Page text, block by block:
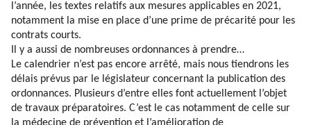
l’année, les textes relatifs aux mesures applicables en 2021,
notamment la mise en place d’une prime de précarité pour les
contrats courts.
Il y a aussi de nombreuses ordonnances à prendre…
Le calendrier n’est pas encore arrêté, mais nous tiendrons les
délais prévus par le législateur concernant la publication des
ordonnances. Plusieurs d’entre elles font actuellement l’objet
de travaux préparatoires. C’est le cas notamment de celle sur